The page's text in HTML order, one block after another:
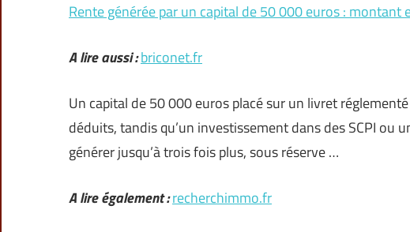
Rente générée par un capital de 50 000 euros : montant
A lire aussi :briconet.fr
Un capital de 50 000 euros placé sur un livret
déduits, tandis qu’un investissement dans des SCPI ou
générer jusqu’à trois fois plus, sous réserve …
A lire également :recherchimmo.fr